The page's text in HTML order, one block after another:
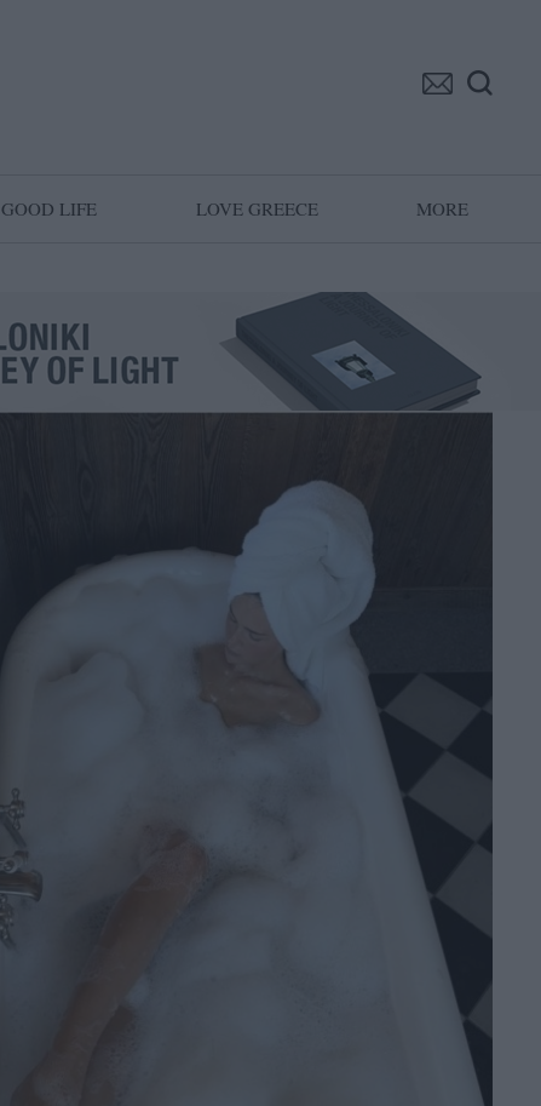
GOOD LIFE LOVE GREECE MORE